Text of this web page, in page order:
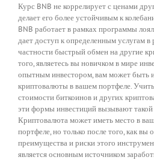
Курс BNB не коррелирует с ценами
делает его более устойчивым к
BNB работает в рамках программы
дает доступ к определенным услугам в
частности быстрый обмен на другие
того, являетесь вы новичком в мире
опытным инвестором, вам может быть
криптовалюты в вашем портфеле.
стоимости биткоинов и других
эти формы инвестиций вызывают
Криптовалюта может иметь место в
портфеле, но только после того, как вы
преимущества и риски этого
является основным источником